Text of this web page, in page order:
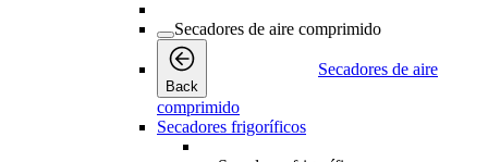
Secadores de aire comprimido
Back
Secadores de aire
comprimido
Secadores frigoríficos